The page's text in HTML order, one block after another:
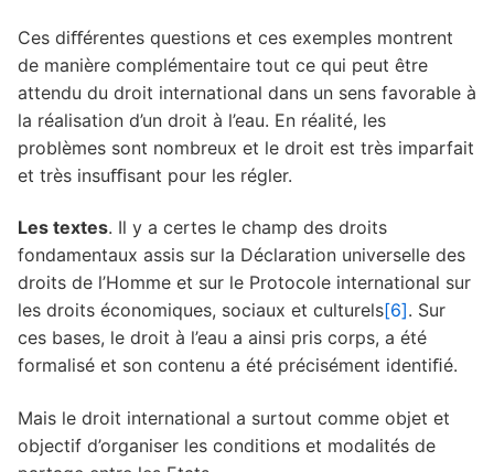
Ces diﬀérentes questions et ces exemples montrent
de manière complémentaire tout ce qui peut être
attendu du droit international dans un sens favorable à
la réalisation d’un droit à l’eau. En réalité, les
problèmes sont nombreux et le droit est très imparfait
et très insuﬃsant pour les régler.
Les textes. Il y a certes le champ des droits
fondamentaux assis sur la Déclaration universelle des
droits de l’Homme et sur le Protocole international sur
les droits économiques, sociaux et culturels[6]. Sur
ces bases, le droit à l’eau a ainsi pris corps, a été
formalisé et son contenu a été précisément identiﬁé.
Mais le droit international a surtout comme objet et
objectif d’organiser les conditions et modalités de